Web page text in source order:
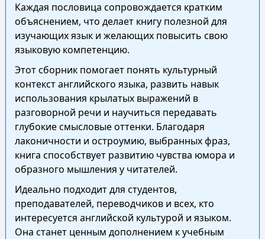
Каждая пословица сопровождается кратким
объяснением, что делает книгу полезной для
изучающих язык и желающих повысить свою
языковую компетенцию.
Этот сборник помогает понять культурный
контекст английского языка, развить навык
использования крылатых выражений в
разговорной речи и научиться передавать
глубокие смысловые оттенки. Благодаря
лаконичности и остроумию, выбранных фраз,
книга способствует развитию чувства юмора и
образного мышления у читателей.
Идеально подходит для студентов,
преподавателей, переводчиков и всех, кто
интересуется английской культурой и языком.
Она станет ценным дополнением к учебным